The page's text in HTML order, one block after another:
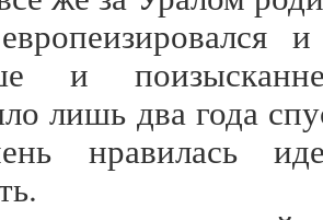
и
лишь два года
нравилась